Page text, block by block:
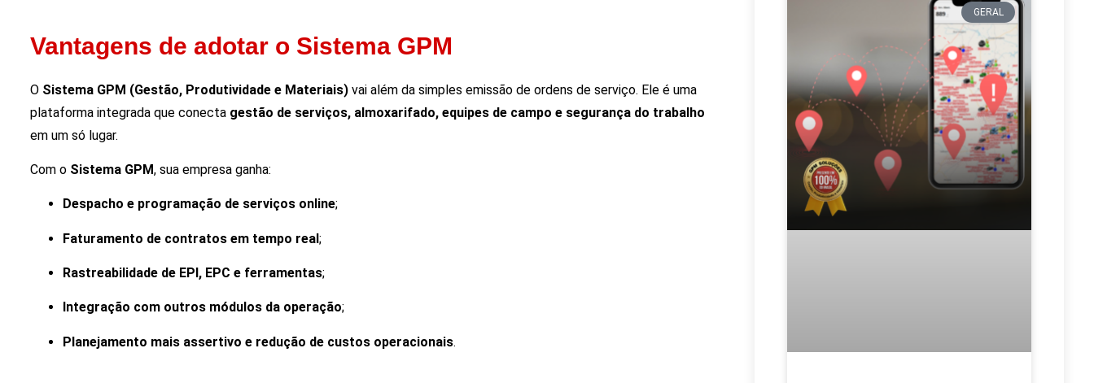
Vantagens de adotar o Sistema GPM
O Sistema GPM (Gestão, Produtividade e Materiais) vai além da simples emissão de ordens de serviço. Ele é uma
plataforma integrada que conecta gestão de serviços, almoxarifado, equipes de campo e segurança do trabalho
em um só lugar.
Com o Sistema GPM, sua empresa ganha:
Despacho e programação de serviços online;
Faturamento de contratos em tempo real;
Rastreabilidade de EPI, EPC e ferramentas;
Integração com outros módulos da operação;
Planejamento mais assertivo e redução de custos operacionais.
GERAL